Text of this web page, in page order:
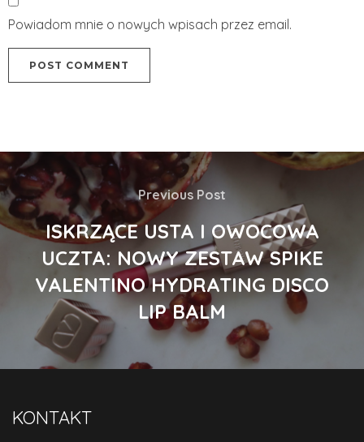
Powiadom mnie o nowych wpisach przez email.
Previous Post
ISKRZĄCE USTA I OWOCOWA
UCZTA: NOWY ZESTAW SPIKE
VALENTINO HYDRATING DISCO
LIP BALM
KONTAKT